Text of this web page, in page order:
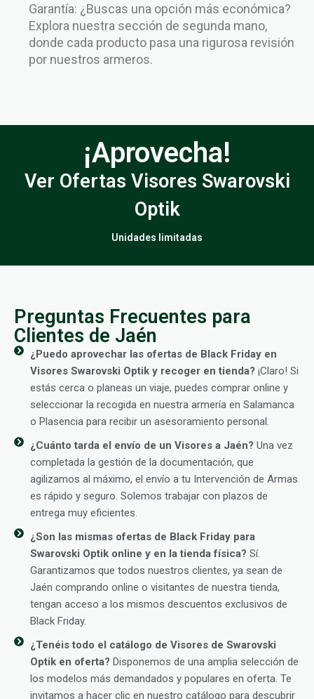
Garantía: ¿Buscas una opción más económica?
Explora nuestra sección de segunda mano,
donde cada producto pasa una rigurosa revisión
por nuestros armeros.
¡Aprovecha!
Ver Ofertas Visores Swarovski
Optik
Unidades limitadas
Preguntas Frecuentes para
Clientes de Jaén
¿Puedo aprovechar las ofertas de Black Friday en
Visores Swarovski Optik y recoger en tienda? ¡Claro! Si
estás cerca o planeas un viaje, puedes comprar online y
seleccionar la recogida en nuestra armería en Salamanca
o Plasencia para recibir un asesoramiento personal.
¿Cuánto tarda el envío de un Visores a Jaén? Una vez
completada la gestión de la documentación, que
agilizamos al máximo, el envío a tu Intervención de Armas
es rápido y seguro. Solemos trabajar con plazos de
entrega muy eficientes.
¿Son las mismas ofertas de Black Friday para
Swarovski Optik online y en la tienda física? Sí.
Garantizamos que todos nuestros clientes, ya sean de
Jaén comprando online o visitantes de nuestra tienda,
tengan acceso a los mismos descuentos exclusivos de
Black Friday.
¿Tenéis todo el catálogo de Visores de Swarovski
Optik en oferta? Disponemos de una amplia selección de
los modelos más demandados y populares en oferta. Te
invitamos a hacer clic en nuestro catálogo para descubrir